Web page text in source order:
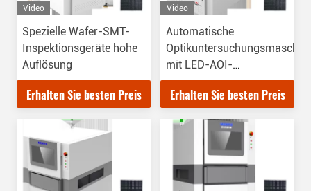
Video
Spezielle Wafer-SMT-
Inspektionsgeräte hohe
Auflösung
Erhalten Sie besten Preis
Video
Automatische
mit LED-AOI-
Ausrüstung
Erhalten Sie besten Preis